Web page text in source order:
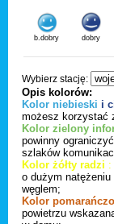
b.dobry dobry
Wybierz stację:
Opis kolorów:
Kolor niebieski i
możesz korzystać
Kolor zielony
powinny
szlaków
Kolor żółty radzi :
o dużym
węglem;
Kolor
powietrzu